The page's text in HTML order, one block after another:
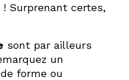
Surprenant certes,
sont par ailleurs
un
forme ou